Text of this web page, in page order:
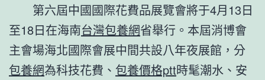
第六屆中國國際花費品展覽會將于4月13日
至18日在海南台灣包養網省舉行。本屆消博會
主會場海北國際會展中間共設八年夜展館，分
包養網為科技花費、 包養價格ptt時髦潮水、安